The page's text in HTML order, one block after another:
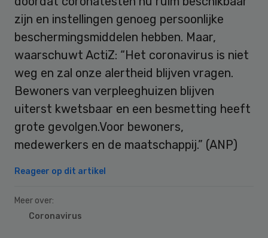
zijn en instellingen genoeg persoonlijke
beschermingsmiddelen hebben. Maar,
waarschuwt ActiZ: “Het coronavirus is niet
weg en zal onze alertheid blijven vragen.
Bewoners van verpleeghuizen blijven
uiterst kwetsbaar en een besmetting heeft
grote gevolgen.Voor bewoners,
medewerkers en de maatschappij.” (ANP)
Reageer op dit artikel
Meer over:
Coronavirus